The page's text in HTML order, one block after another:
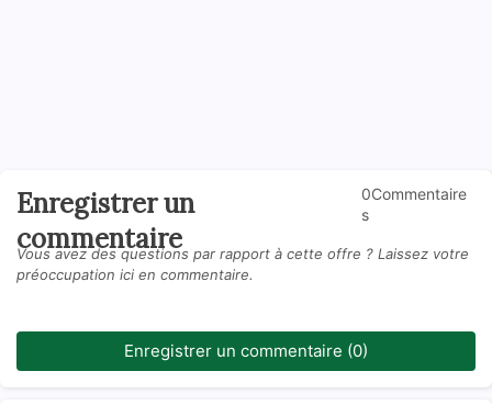
Enregistrer un
commentaire
0Commentaire
s
Vous avez des questions par rapport à cette offre ? Laissez votre
préoccupation ici en commentaire.
Enregistrer un commentaire (0)